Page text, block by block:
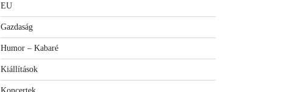
EU
Gazdaság
Humor – Kabaré
Kiállítások